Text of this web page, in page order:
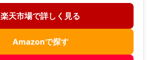
楽天市場で詳しく見る
Amazonで探す